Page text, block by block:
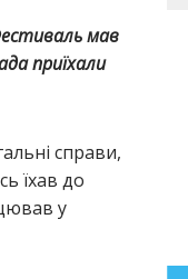
мав
приїхали
справи,
їхав до
у